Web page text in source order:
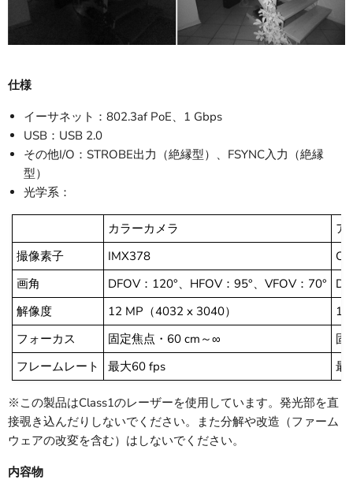
仕様
イーサネット：802.3af PoE、1 Gbps
USB：USB 2.0
その他I/O：STROBE出力（絶縁型）、FSYNC入力（絶縁
型）
光学系：
カラーカメラ
ア
撮像素子
IMX378
画角
DFOV：120°、HFOV：95°、VFOV：70°
解像度
12 MP（4032 x 3040）
1
フォーカス
固定焦点・60 cm～∞
固
フレームレート
最大60 fps 最
※この製品はClass1のレーザーを使用しています。発光部を直
接覗き込んだりしないでください。また分解や改造（ファーム
ウェアの改変を含む）はしないでください。
内容物